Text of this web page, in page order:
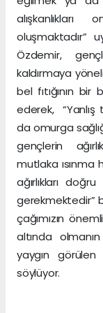
oluşmaktadır”
Özdemir,
kaldırmaya
bel fıtığının
ederek, “Yanlış
da omurga
gençlerin
mutlaka ısınma
ağırlıkları
gerekmektedir”
çağımızın
altında
yaygın
söylüyor.